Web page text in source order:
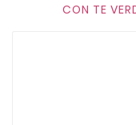
CON TE